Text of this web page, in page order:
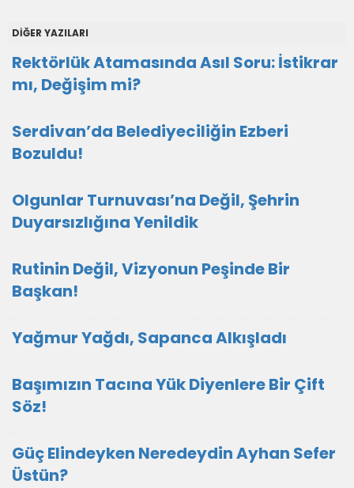
DİĞER YAZILARI
Rektörlük Atamasında Asıl Soru: İstikrar
mı, Değişim mi?
Serdivan’da Belediyeciliğin Ezberi
Bozuldu!
Olgunlar Turnuvası’na Değil, Şehrin
Duyarsızlığına Yenildik
Rutinin Değil, Vizyonun Peşinde Bir
Başkan!
Yağmur Yağdı, Sapanca Alkışladı
Başımızın Tacına Yük Diyenlere Bir Çift
Söz!
Güç Elindeyken Neredeydin Ayhan Sefer
Üstün?